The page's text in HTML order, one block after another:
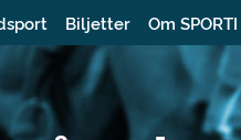
Biljetter Om SPORTI